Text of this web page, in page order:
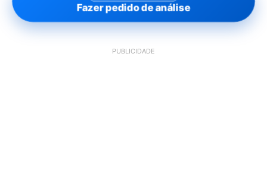
Fazer pedido de análise
PUBLICIDADE